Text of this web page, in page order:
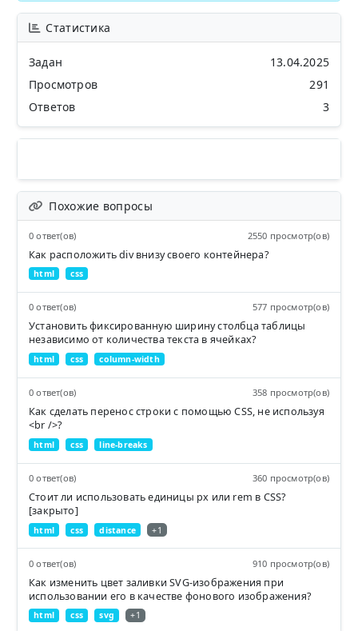
Статистика
Задан
13.04.2025
Просмотров
291
Ответов
3
Похожие вопросы
0 ответ(ов) 2550 просмотр(ов)
Как расположить div внизу своего контейнера?
html css
0 ответ(ов) 577 просмотр(ов)
Установить фиксированную ширину столбца таблицы
независимо от количества текста в ячейках?
html css column-width
0 ответ(ов) 358 просмотр(ов)
Как сделать перенос строки с помощью CSS, не используя
<br />?
html css line-breaks
0 ответ(ов) 360 просмотр(ов)
Стоит ли использовать единицы px или rem в CSS?
[закрыто]
html css distance +1
0 ответ(ов) 910 просмотр(ов)
Как изменить цвет заливки SVG-изображения при
использовании его в качестве фонового изображения?
html css svg +1